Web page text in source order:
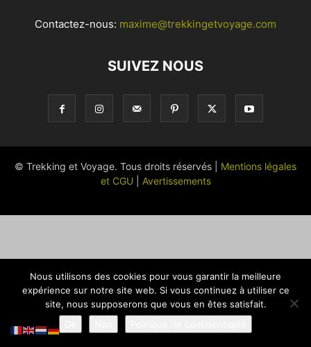
Contactez-nous: maxime@trekkingetvoyage.com
SUIVEZ NOUS
© Trekking et Voyage. Tous droits réservés | Mentions légales
et CGU
Avertissements
Nous utilisons des cookies pour vous garantir la meilleure
expérience sur notre site web. Si vous continuez à utiliser ce
site, nous supposerons que vous en êtes satisfait.